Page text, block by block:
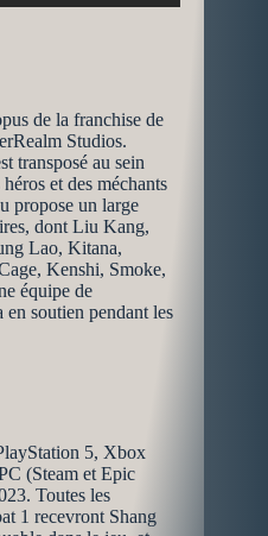
de la franchise de
Studios.
transposé au sein
et des méchants
propose un large
dont Liu Kang,
Lao, Kitana,
Kenshi, Smoke,
équipe de
soutien pendant les
5, Xbox
(Steam et Epic
Toutes les
1 recevront Shang